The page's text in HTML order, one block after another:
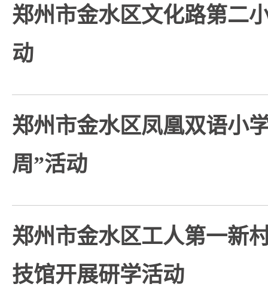
郑州市金水区文化路第二
动
郑州市金水区凤凰双语小
周”活动
郑州市金水区工人第一新
技馆开展研学活动